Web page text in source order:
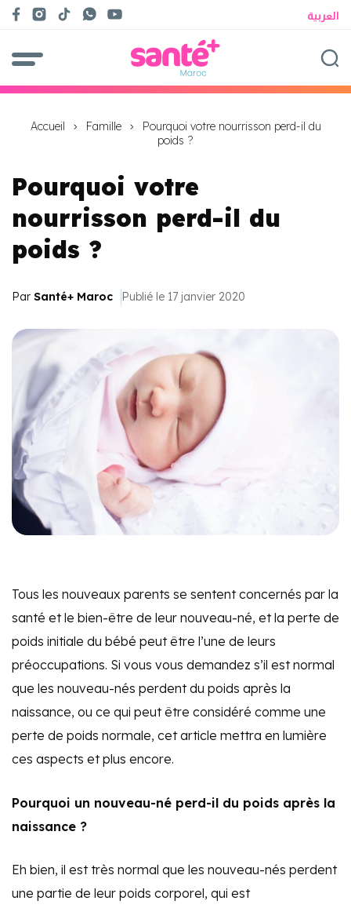
العربية
Accueil Famille
Pourquoi votre nourrisson perd-il du
poids ?
Pourquoi votre
nourrisson perd-il du
poids ?
Par Santé+ Maroc Publié le 17 janvier 2020
Tous les nouveaux parents se sentent concernés par la
santé et le bien-être de leur nouveau-né, et la perte de
poids initiale du bébé peut être l’une de leurs
préoccupations. Si vous vous demandez s’il est normal
que les nouveau-nés perdent du poids après la
naissance, ou ce qui peut être considéré comme une
perte de poids normale, cet article mettra en lumière
ces aspects et plus encore.
Pourquoi un nouveau-né perd-il du poids après la
naissance ?
Eh bien, il est très normal que les nouveau-nés perdent
une partie de leur poids corporel, qui est